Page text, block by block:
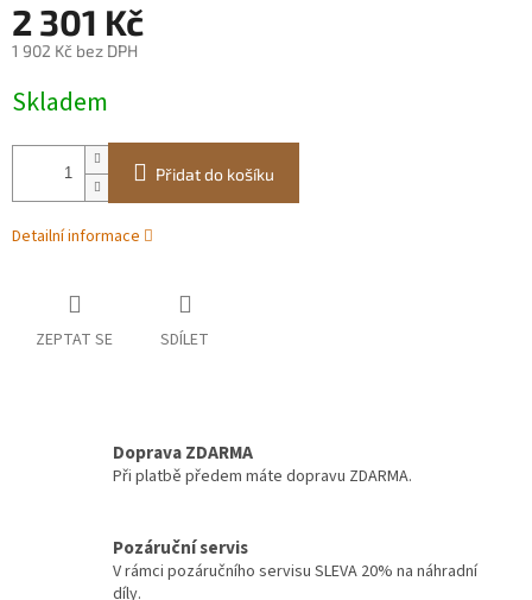
2 301 Kč
1 902 Kč bez DPH
cena:
Skladem
Přidat do košíku
Detailní informace
ZEPTAT SE SDÍLET
Doprava ZDARMA
Při platbě předem máte dopravu ZDARMA.
Pozáruční servis
V rámci pozáručního servisu SLEVA 20% na náhradní
díly.